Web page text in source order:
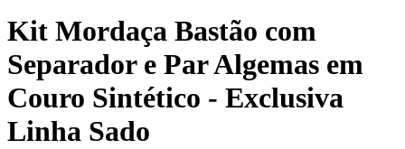
Kit Mordaça Bastão com
Separador e Par Algemas em
Couro Sintético - Exclusiva
Linha Sado